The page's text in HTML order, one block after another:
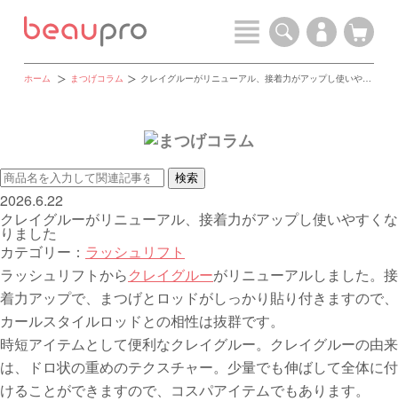
ホーム まつげコラム クレイグルーがリニューアル、接着力がアップし使いやすくなりました
2026.6.22
クレイグルーがリニューアル、接着力がアップし使いやすくな
りました
カテゴリー： ラッシュリフト
ラッシュリフトからクレイグルーがリニューアルしました。接
着力アップで、まつげとロッドがしっかり貼り付きますので、
カールスタイルロッドとの相性は抜群です。
時短アイテムとして便利なクレイグルー。クレイグルーの由来
は、ドロ状の重めのテクスチャー。少量でも伸ばして全体に付
けることができますので、コスパアイテムでもあります。